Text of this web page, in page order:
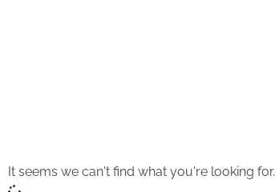
It seems we can't find what you're looking for.